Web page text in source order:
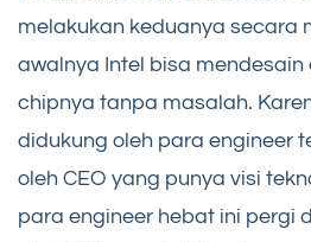
melakukan keduanya secara
awalnya Intel bisa
chipnya tanpa masalah.
didukung oleh para engineer
oleh CEO yang punya visi
para engineer hebat ini pergi